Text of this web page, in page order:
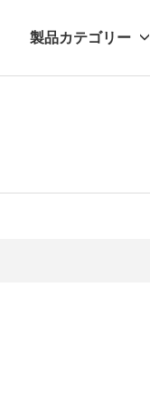
製品カテゴリー